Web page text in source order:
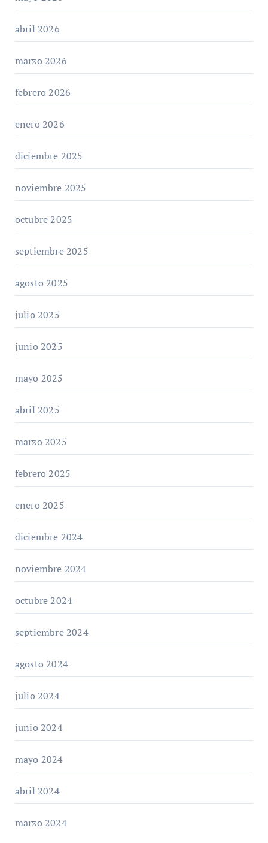
abril 2026
marzo 2026
febrero 2026
enero 2026
diciembre 2025
noviembre 2025
octubre 2025
septiembre 2025
agosto 2025
julio 2025
junio 2025
mayo 2025
abril 2025
marzo 2025
febrero 2025
enero 2025
diciembre 2024
noviembre 2024
octubre 2024
septiembre 2024
agosto 2024
julio 2024
junio 2024
mayo 2024
abril 2024
marzo 2024